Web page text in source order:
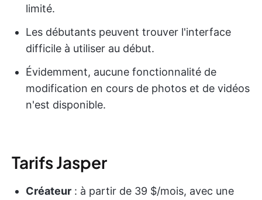
limité.
Les débutants peuvent trouver l'interface
difficile à utiliser au début.
Évidemment, aucune fonctionnalité de
modification en cours de photos et de vidéos
n'est disponible.
Tarifs Jasper
Créateur : à partir de 39 $/mois, avec une